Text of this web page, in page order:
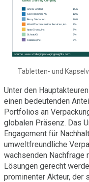
Tabletten- und
Unter den
einen bedeutenden
Portfolios an
globalen Präsenz. Das
Engagement für
umweltfreundliche
wachsenden Nachfrage
Lösungen gerecht
prominenter Akteur, der